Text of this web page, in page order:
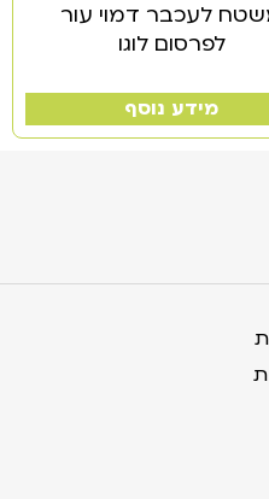
לעכבר דמוי עור
לפרסום לוגו
מידע נוסף